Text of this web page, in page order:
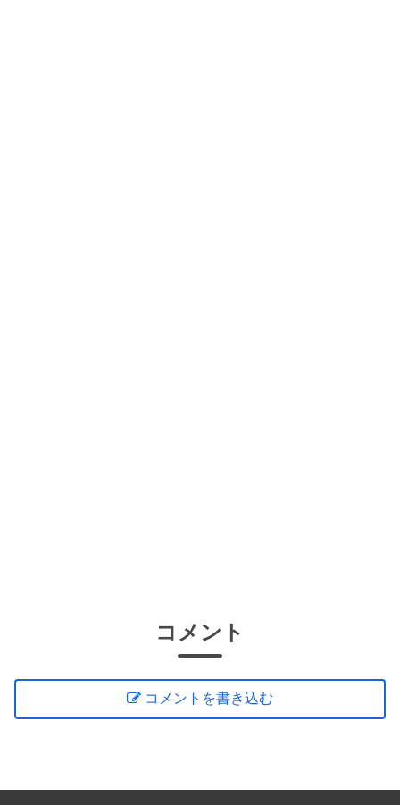
コメント
コメントを書き込む